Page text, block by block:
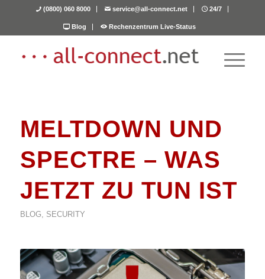
(0800) 060 8000 service@all-connect.net 24/7
Blog Rechenzentrum Live-Status
MELTDOWN UND
SPECTRE – WAS
JETZT ZU TUN IST
BLOG, SECURITY